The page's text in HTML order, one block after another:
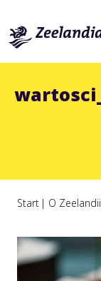
Start O Zeelandii